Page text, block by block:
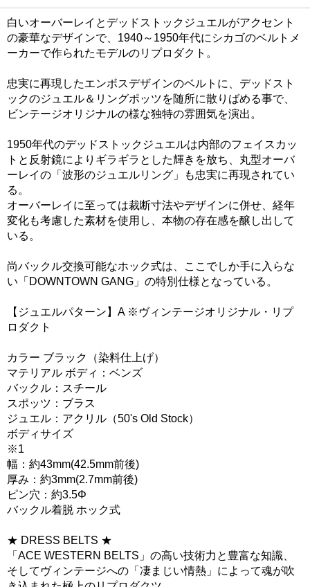
白いオーバーレイとデッドストックジュエルがアクセント
の豪華なデザインで、1940～1950年代にシカゴのベルトメ
ーカーで作られたモデルのリプロダクト。
忠実に再現したエンボスデザインのベルトに、デッドスト
ックのジュエル＆リングポッツを随所に散りばめる事で、
ビンテージオリジナルの様な独特の雰囲気を演出。
1950年代のデッドストックジュエルは内部のフェイスカッ
トと反射鏡によりギラギラとした輝きを放ち、丸型オーバ
ーレイの「波形のジュエルリング」も忠実に再現されてい
る。
オーバーレイに至っては裁断寸法やデザインに併せ、経年
変化も考慮した素材を使用し、本物の存在感を醸し出して
いる。
尚バックル交換可能なホック式は、ここでしか手に入らな
い「DOWNTOWN GANG」の特別仕様となっている。
【ジュエルパターン】A ※ヴィンテージオリジナル・リプ
ロダクト
カラー ブラック（染料仕上げ）
マテリアル ボディ：ベンズ
バックル：スチール
スポッツ：ブラス
ジュエル：アクリル（50's Old Stock）
ボディサイズ
※1
幅：約43mm(42.5mm前後)
厚み：約3mm(2.7mm前後)
ピン穴：約3.5Φ
バックル着脱 ホック式
★ DRESS BELTS ★
「ACE WESTERN BELTS」の高い技術力と豊富な知識、
そしてヴィンテージへの「凄まじい情熱」によって魂が吹